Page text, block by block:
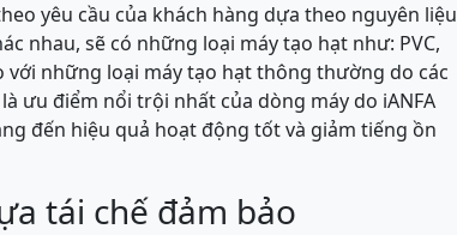
yêu cầu của khách hàng dựa theo nguyên liệu
nhau, sẽ có những loại máy tạo hạt như: PVC,
So với những loại máy tạo hạt thông thường do các
ưu điểm nổi trội nhất của dòng máy do iANFA
đến hiệu quả hoạt động tốt và giảm tiếng ồn
tái chế đảm bảo